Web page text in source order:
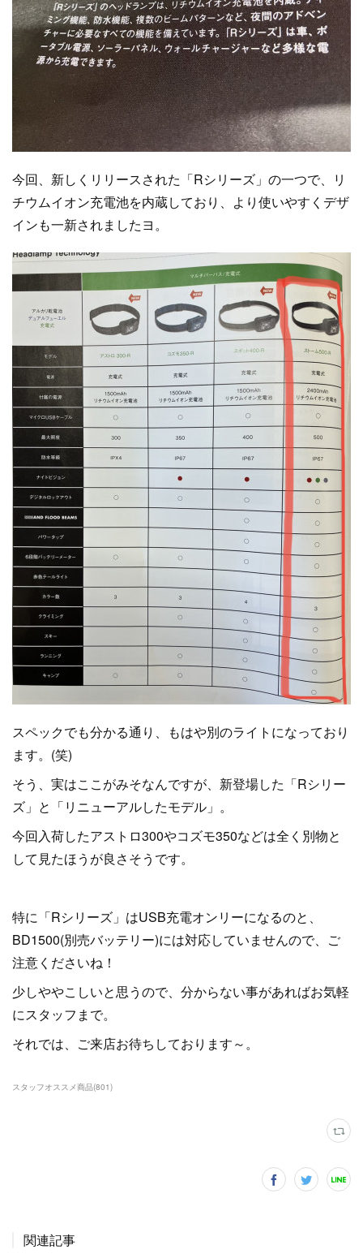
今回、新しくリリースされた「Rシリーズ」の一つで、リ
チウムイオン充電池を内蔵しており、より使いやすくデザ
インも一新されましたヨ。
スペックでも分かる通り、もはや別のライトになっており
ます。(笑)
そう、実はここがみそなんですが、新登場した「Rシリー
ズ」と「リニューアルしたモデル」。
今回入荷したアストロ300やコズモ350などは全く別物と
して見たほうが良さそうです。
特に「Rシリーズ」はUSB充電オンリーになるのと、
BD1500(別売バッテリー)には対応していませんので、ご
注意くださいね！
少しややこしいと思うので、分からない事があればお気軽
にスタッフまで。
それでは、ご来店お待ちしております～。
スタッフオススメ商品(801)
関連記事